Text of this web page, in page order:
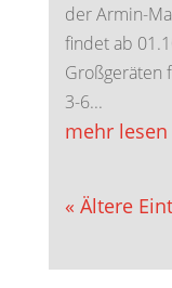
der Armin-
findet ab
Großgeräten
3-6...
mehr lesen
« Ältere